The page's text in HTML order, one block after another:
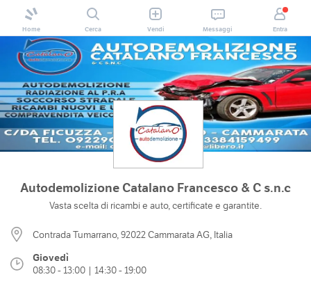
Home Cerca Vendi Messaggi Entra
Autodemolizione Catalano Francesco & C s.n.c
Vasta scelta di ricambi e auto, certificate e garantite.
Contrada Tumarrano, 92022 Cammarata AG, Italia
Giovedì
08:30 - 13:00 | 14:30 - 19:00